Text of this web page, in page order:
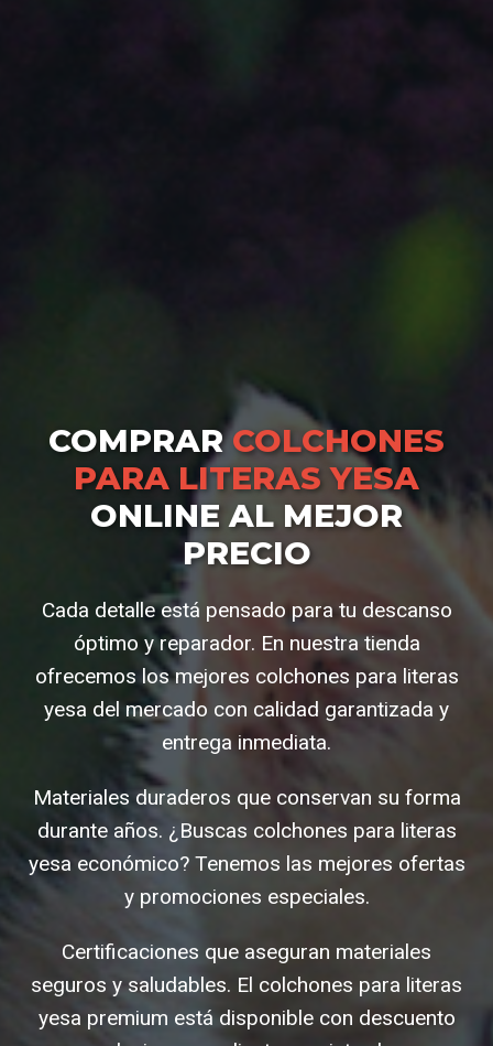
COMPRARCOLCHONES
PARA LITERAS YESA
ONLINE AL MEJOR
PRECIO
Cada detalle está pensado para tu descanso
óptimo y reparador. En nuestra tienda
ofrecemos los mejores colchones para literas
yesa del mercado con calidad garantizada y
entrega inmediata.
Materiales duraderos que conservan su forma
durante años. ¿Buscas colchones para literas
yesa económico? Tenemos las mejores ofertas
y promociones especiales.
Certificaciones que aseguran materiales
seguros y saludables. El colchones para literas
yesa premium está disponible con descuento